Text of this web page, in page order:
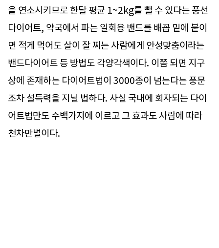
을 연소시키므로 한달 평균 1~2kg를 뺄 수 있다는 풍선
다이어트, 약국에서 파는 일회용 밴드를 배꼽 밑에 붙이
면 적게 먹어도 살이 잘 찌는 사람에게 안성맞춤이라는
밴드다이어트 등 방법도 각양각색이다. 이쯤 되면 지구
상에 존재하는 다이어트법이 3000종이 넘는다는 풍문
조차 설득력을 지닐 법하다. 사실 국내에 회자되는 다이
어트법만도 수백가지에 이르고 그 효과도 사람에 따라
천차만별이다.